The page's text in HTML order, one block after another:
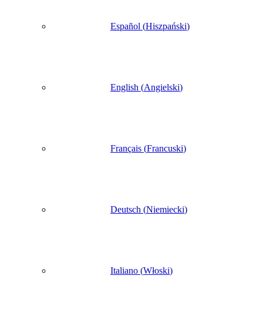
Español (Hiszpański)
English (Angielski)
Français (Francuski)
Deutsch (Niemiecki)
Italiano (Włoski)